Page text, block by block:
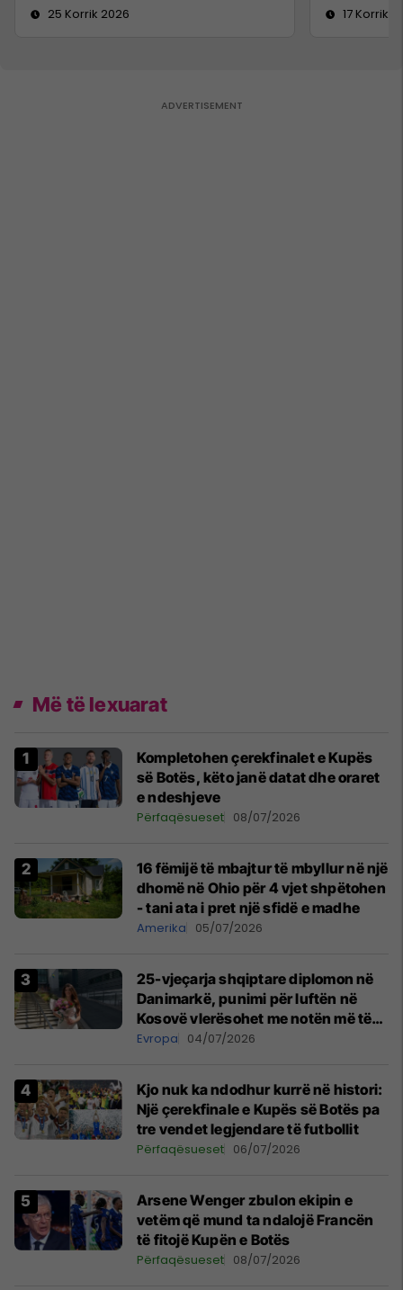
25 Korrik 2026
17 Korrik
Më të lexuarat
Kompletohen çerekfinalet e Kupës
së Botës, këto janë datat dhe oraret
e ndeshjeve
Përfaqësueset 08/07/2026
16 fëmijë të mbajtur të mbyllur në një
dhomë në Ohio për 4 vjet shpëtohen
- tani ata i pret një sfidë e madhe
Amerika 05/07/2026
25-vjeçarja shqiptare diplomon në
Danimarkë, punimi për luftën në
Kosovë vlerësohet me notën më të
lartë
Evropa 04/07/2026
Kjo nuk ka ndodhur kurrë në histori:
Një çerekfinale e Kupës së Botës pa
tre vendet legjendare të futbollit
Përfaqësueset 06/07/2026
Arsene Wenger zbulon ekipin e
vetëm që mund ta ndalojë Francën
të fitojë Kupën e Botës
Përfaqësueset 08/07/2026